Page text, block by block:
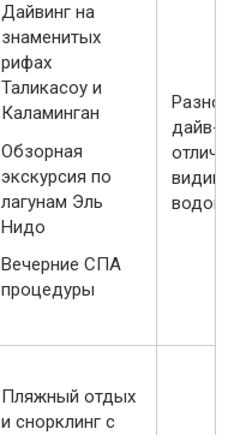
Дайвинг на
знаменитых
рифах
Таликасоу и
Каламинган
Обзорная
экскурсия по
лагунам Эль
Нидо
Вечерние СПА
процедуры
дайв-
водой
Пляжный отдых
и снорклинг с